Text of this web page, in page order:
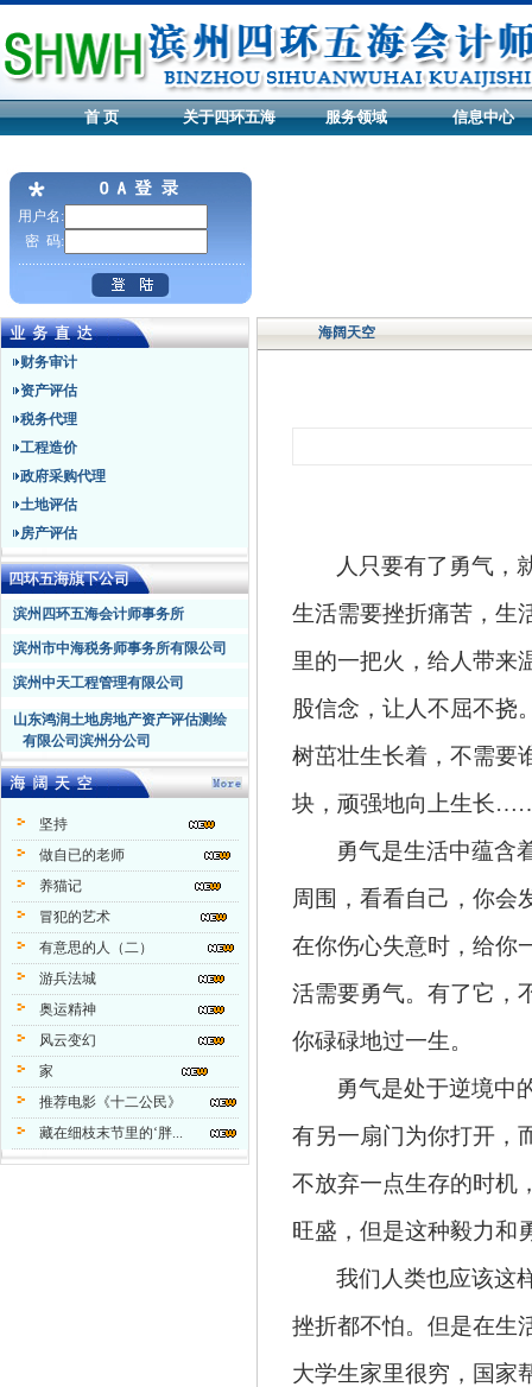
首 页 关于四环五海 服务领域 信息中心
用户名:
密 码:
财务审计
资产评估
税务代理
工程造价
政府采购代理
土地评估
房产评估
滨州四环五海会计师事务所
滨州市中海税务师事务所有限公司
滨州中天工程管理有限公司
山东鸿润土地房地产资产评估测绘
有限公司滨州分公司
坚持
做自已的老师
养猫记
冒犯的艺术
有意思的人（二）
游兵法城
奥运精神
风云变幻
家
推荐电影《十二公民》
藏在细枝末节里的‘胖...
海阔天空
人只要有了勇气，
生活需要挫折痛苦，生
里的一把火，给人带来
股信念，让人不屈不挠
树茁壮生长着，不需要
块，顽强地向上生长……
勇气是生活中蕴含
周围，看看自己，你会
在你伤心失意时，给你
活需要勇气。有了它，
你碌碌地过一生。
勇气是处于逆境中
有另一扇门为你打开，
不放弃一点生存的时机
旺盛，但是这种毅力和
我们人类也应该这
挫折都不怕。但是在生
大学生家里很穷，国家